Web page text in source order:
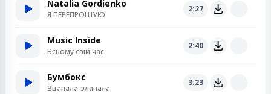
Natalia Gordienko
Я ПЕРЕПРОШУЮ
2:27
Music Inside
Всьому свій час
2:40
Бумбокс
Зцапала-злапала
3:23